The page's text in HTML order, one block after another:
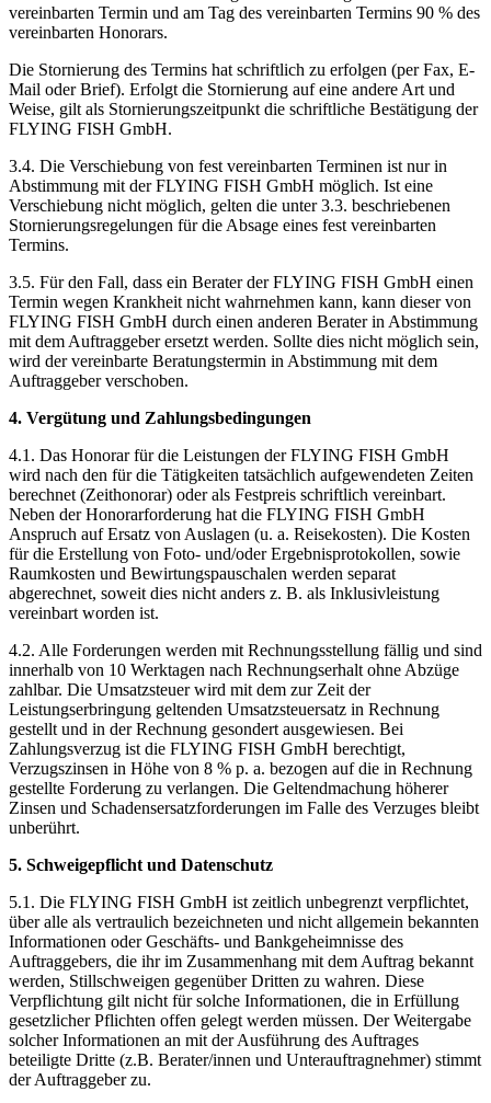
vereinbarten Termin und am Tag des vereinbarten Termins 90 % des
vereinbarten Honorars.
Die Stornierung des Termins hat schriftlich zu erfolgen (per Fax, E-
Mail oder Brief). Erfolgt die Stornierung auf eine andere Art und
Weise, gilt als Stornierungszeitpunkt die schriftliche Bestätigung der
FLYING FISH GmbH.
3.4. Die Verschiebung von fest vereinbarten Terminen ist nur in
Abstimmung mit der FLYING FISH GmbH möglich. Ist eine
Verschiebung nicht möglich, gelten die unter 3.3. beschriebenen
Stornierungsregelungen für die Absage eines fest vereinbarten
Termins.
3.5. Für den Fall, dass ein Berater der FLYING FISH GmbH einen
Termin wegen Krankheit nicht wahrnehmen kann, kann dieser von
FLYING FISH GmbH durch einen anderen Berater in Abstimmung
mit dem Auftraggeber ersetzt werden. Sollte dies nicht möglich sein,
wird der vereinbarte Beratungstermin in Abstimmung mit dem
Auftraggeber verschoben.
4. Vergütung und Zahlungsbedingungen
4.1. Das Honorar für die Leistungen der FLYING FISH GmbH
wird nach den für die Tätigkeiten tatsächlich aufgewendeten Zeiten
berechnet (Zeithonorar) oder als Festpreis schriftlich vereinbart.
Neben der Honorarforderung hat die FLYING FISH GmbH
Anspruch auf Ersatz von Auslagen (u. a. Reisekosten). Die Kosten
für die Erstellung von Foto- und/oder Ergebnisprotokollen, sowie
Raumkosten und Bewirtungspauschalen werden separat
abgerechnet, soweit dies nicht anders z. B. als Inklusivleistung
vereinbart worden ist.
4.2. Alle Forderungen werden mit Rechnungsstellung fällig und sind
innerhalb von 10 Werktagen nach Rechnungserhalt ohne Abzüge
zahlbar. Die Umsatzsteuer wird mit dem zur Zeit der
Leistungserbringung geltenden Umsatzsteuersatz in Rechnung
gestellt und in der Rechnung gesondert ausgewiesen. Bei
Zahlungsverzug ist die FLYING FISH GmbH berechtigt,
Verzugszinsen in Höhe von 8 % p. a. bezogen auf die in Rechnung
gestellte Forderung zu verlangen. Die Geltendmachung höherer
Zinsen und Schadensersatzforderungen im Falle des Verzuges bleibt
unberührt.
5. Schweigepflicht und Datenschutz
5.1. Die FLYING FISH GmbH ist zeitlich unbegrenzt verpflichtet,
über alle als vertraulich bezeichneten und nicht allgemein bekannten
Informationen oder Geschäfts- und Bankgeheimnisse des
Auftraggebers, die ihr im Zusammenhang mit dem Auftrag bekannt
werden, Stillschweigen gegenüber Dritten zu wahren. Diese
Verpflichtung gilt nicht für solche Informationen, die in Erfüllung
gesetzlicher Pflichten offen gelegt werden müssen. Der Weitergabe
solcher Informationen an mit der Ausführung des Auftrages
beteiligte Dritte (z.B. Berater/innen und Unterauftragnehmer) stimmt
der Auftraggeber zu.